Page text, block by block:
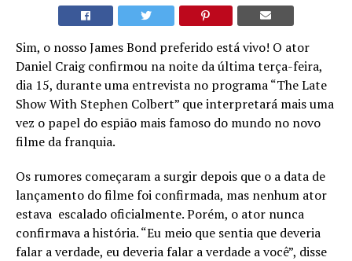
Sim, o nosso James Bond preferido está vivo! O ator
Daniel Craig confirmou na noite da última terça-feira,
dia 15, durante uma entrevista no programa “The Late
Show With Stephen Colbert” que interpretará mais uma
vez o papel do espião mais famoso do mundo no novo
filme da franquia.
Os rumores começaram a surgir depois que o a data de
lançamento do filme foi confirmada, mas nenhum ator
estava escalado oficialmente. Porém, o ator nunca
confirmava a história. “Eu meio que sentia que deveria
falar a verdade, eu deveria falar a verdade a você”, disse